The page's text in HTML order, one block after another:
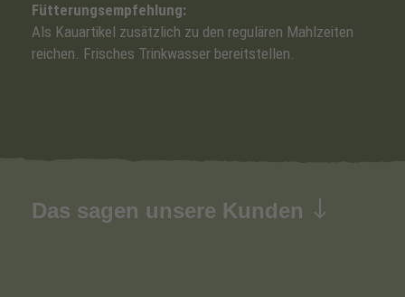
Fütterungsempfehlung:
Als Kauartikel zusätzlich zu den regulären Mahlzeiten
reichen. Frisches Trinkwasser bereitstellen.
Das sagen unsere Kunden